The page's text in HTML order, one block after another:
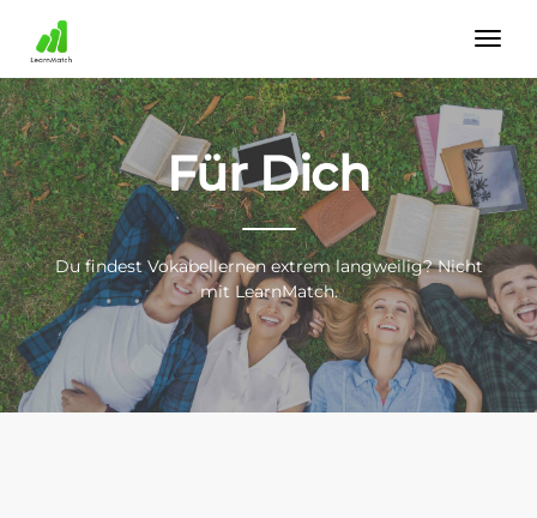
Für Dich
Du findest Vokabellernen extrem langweilig? Nicht
mit LearnMatch.